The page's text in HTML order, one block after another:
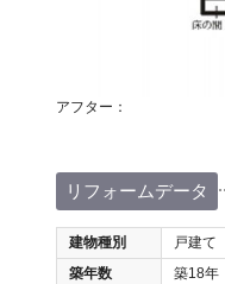
アフター：
リフォームデータ
建物種別
戸建て
築年数
築18年